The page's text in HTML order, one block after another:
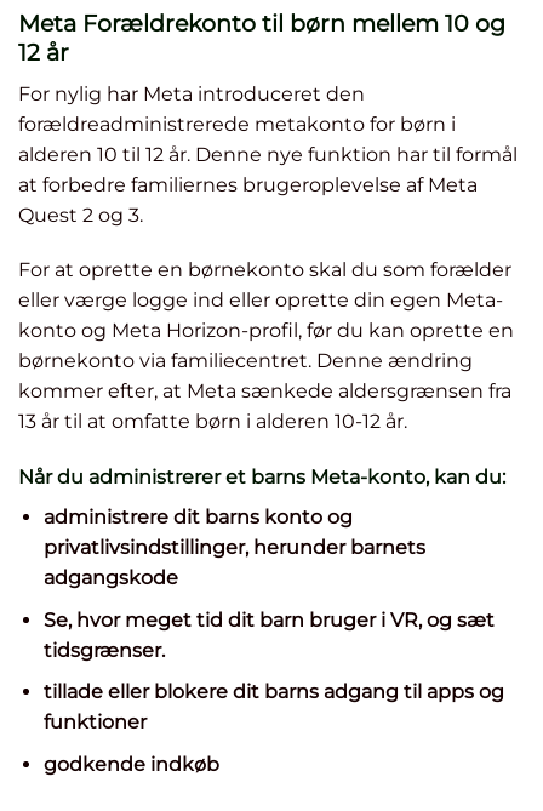
Meta Forældrekonto til børn mellem 10 og
12 år
For nylig har Meta introduceret den
forældreadministrerede metakonto for børn i
alderen 10 til 12 år. Denne nye funktion har til formål
at forbedre familiernes brugeroplevelse af Meta
Quest 2 og 3.
For at oprette en børnekonto skal du som forælder
eller værge logge ind eller oprette din egen Meta-
konto og Meta Horizon-profil, før du kan oprette en
børnekonto via familiecentret. Denne ændring
kommer efter, at Meta sænkede aldersgrænsen fra
13 år til at omfatte børn i alderen 10-12 år.
Når du administrerer et barns Meta-konto, kan du:
administrere dit barns konto og
privatlivsindstillinger, herunder barnets
adgangskode
Se, hvor meget tid dit barn bruger i VR, og sæt
tidsgrænser.
tillade eller blokere dit barns adgang til apps og
funktioner
godkende indkøb